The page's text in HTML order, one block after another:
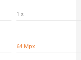
1 x
64 Mpx